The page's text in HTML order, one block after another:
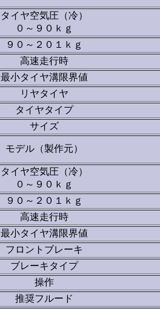
タイヤ空気圧（冷）
０～９０ｋｇ
９０～２０１ｋｇ
高速走行時
最小タイヤ溝限界値
リヤタイヤ
タイヤタイプ
サイズ
モデル（製作元）
タイヤ空気圧（冷）
０～９０ｋｇ
９０～２０１ｋｇ
高速走行時
最小タイヤ溝限界値
フロントブレーキ
ブレーキタイプ
操作
推奨フルード